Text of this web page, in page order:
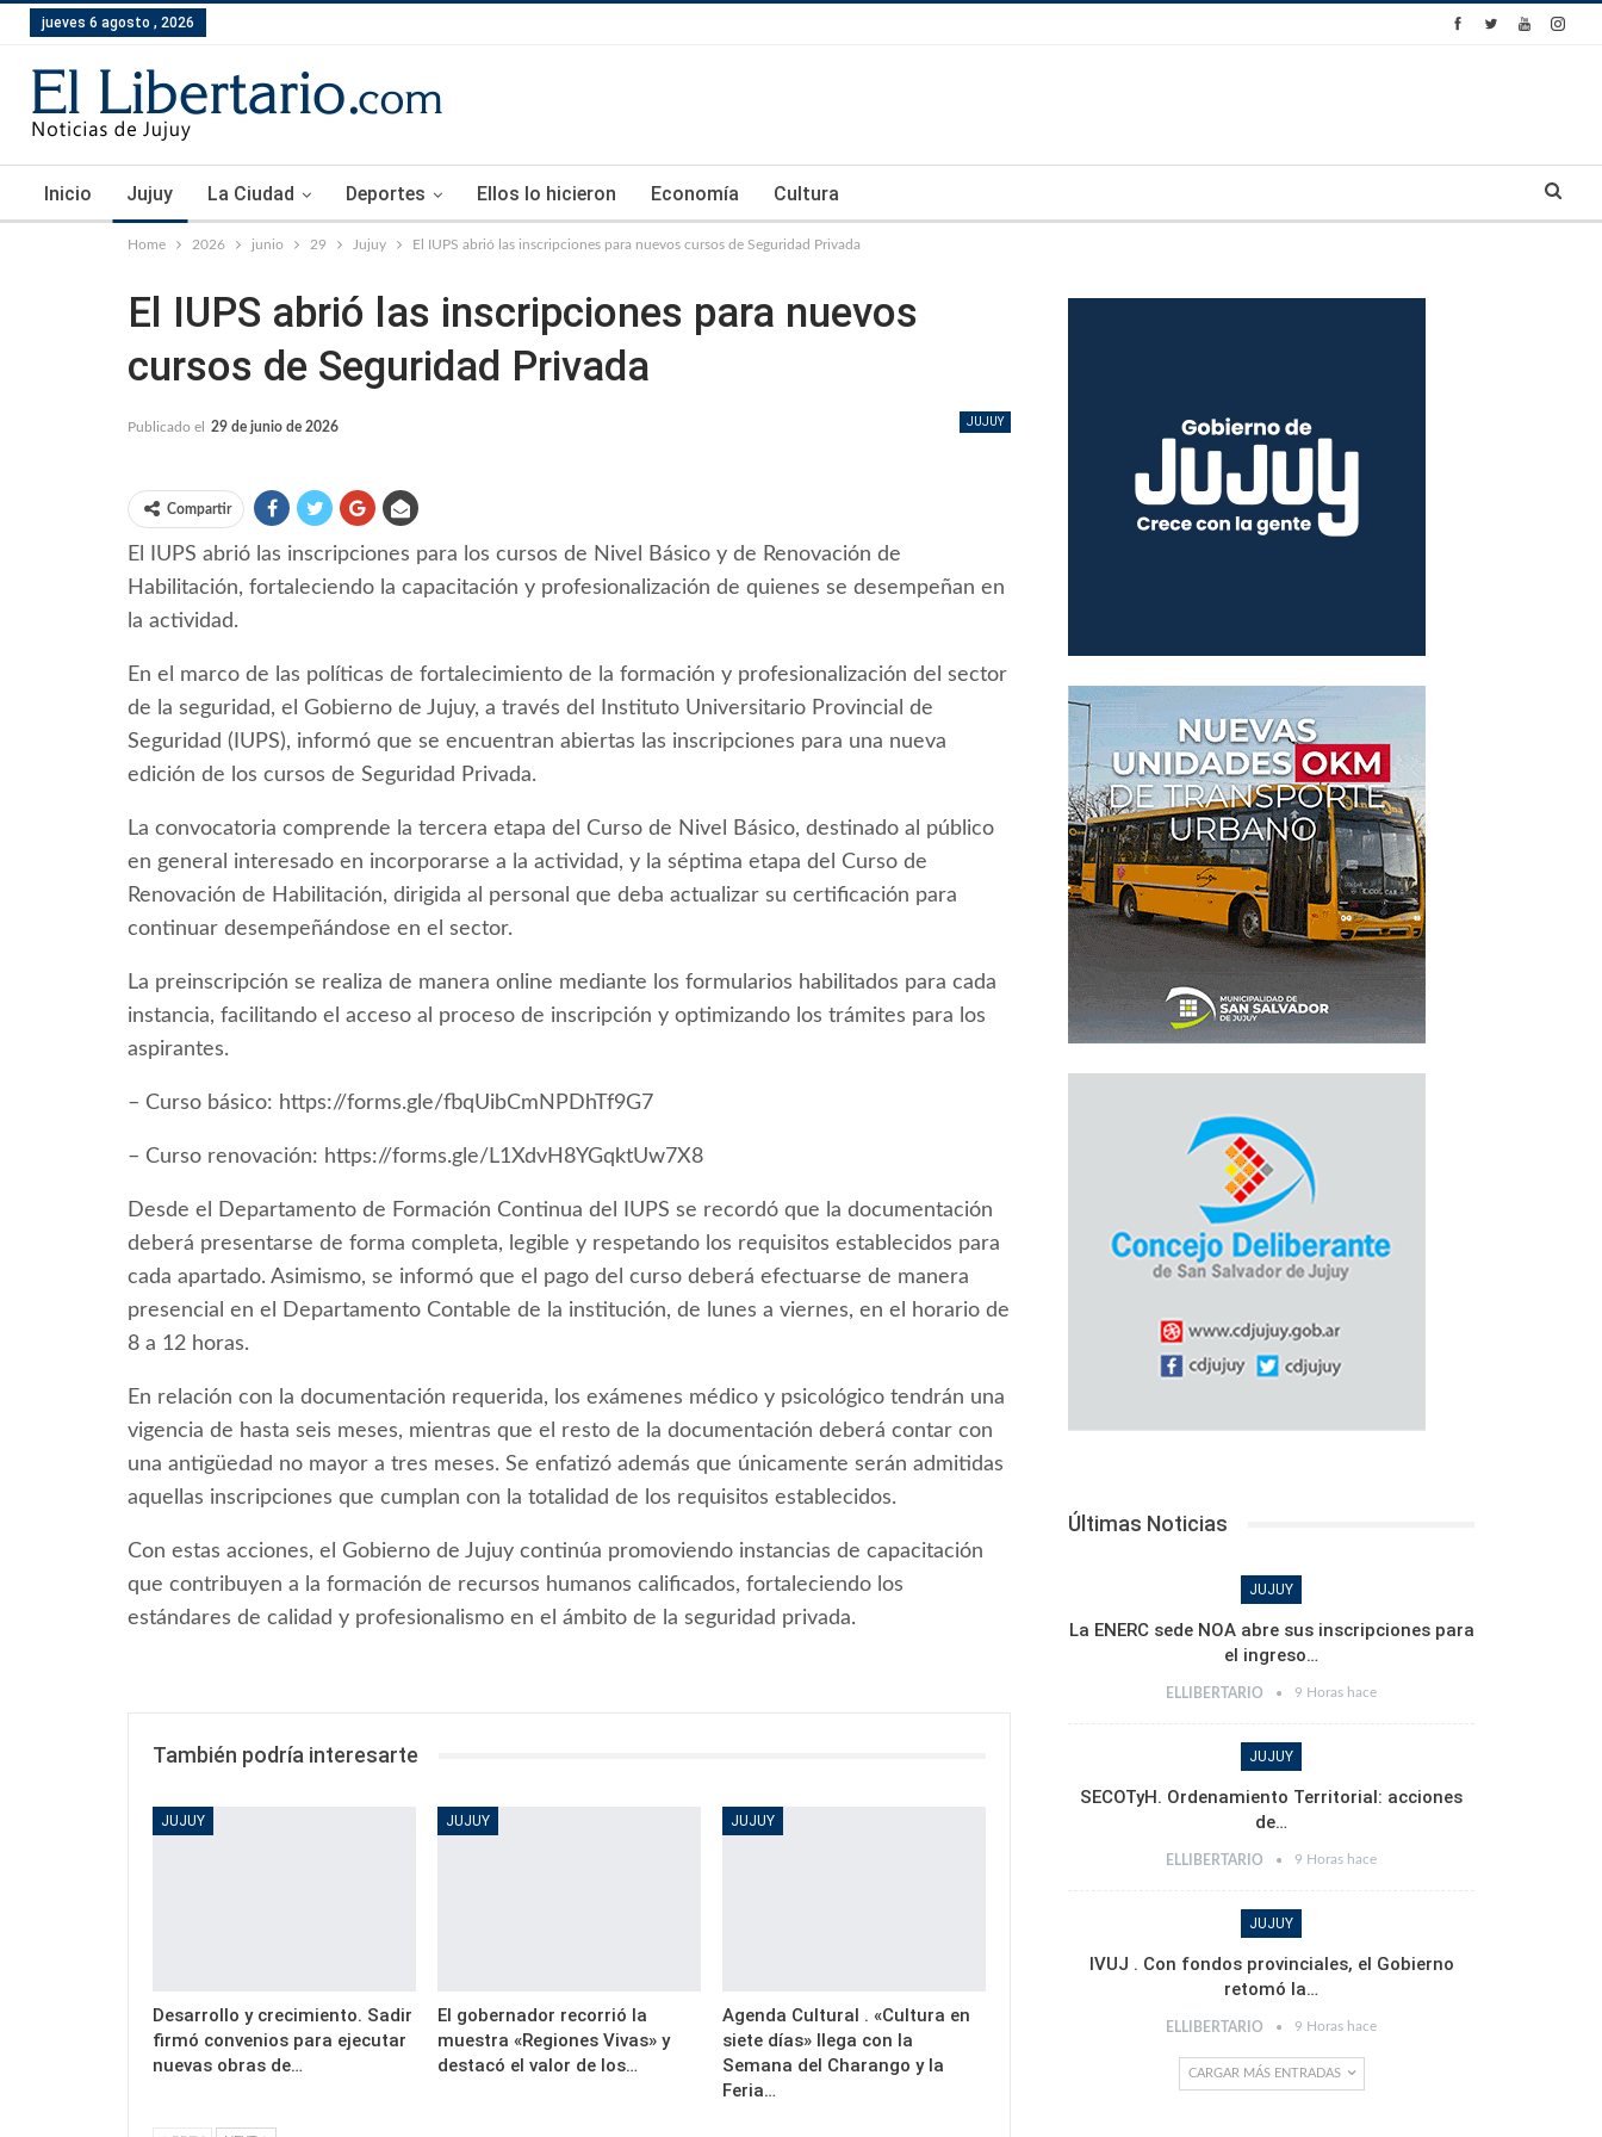
jueves 6 agosto , 2026
Inicio Jujuy La Ciudad Deportes Ellos lo hicieron Economía Cultura
Home 2026 junio 29 Jujuy El IUPS abrió las inscripciones para nuevos cursos de Seguridad Privada
El IUPS abrió las inscripciones para nuevos
cursos de Seguridad Privada
JUJUY
Publicado el 29 de junio de 2026
Compartir
El IUPS abrió las inscripciones para los cursos de Nivel Básico y de Renovación de
Habilitación, fortaleciendo la capacitación y profesionalización de quienes se desempeñan en
la actividad.
En el marco de las políticas de fortalecimiento de la formación y profesionalización del sector
de la seguridad, el Gobierno de Jujuy, a través del Instituto Universitario Provincial de
Seguridad (IUPS), informó que se encuentran abiertas las inscripciones para una nueva
edición de los cursos de Seguridad Privada.
La convocatoria comprende la tercera etapa del Curso de Nivel Básico, destinado al público
en general interesado en incorporarse a la actividad, y la séptima etapa del Curso de
Renovación de Habilitación, dirigida al personal que deba actualizar su certificación para
continuar desempeñándose en el sector.
La preinscripción se realiza de manera online mediante los formularios habilitados para cada
instancia, facilitando el acceso al proceso de inscripción y optimizando los trámites para los
aspirantes.
– Curso básico: https://forms.gle/fbqUibCmNPDhTf9G7
– Curso renovación: https://forms.gle/L1XdvH8YGqktUw7X8
Desde el Departamento de Formación Continua del IUPS se recordó que la documentación
deberá presentarse de forma completa, legible y respetando los requisitos establecidos para
cada apartado. Asimismo, se informó que el pago del curso deberá efectuarse de manera
presencial en el Departamento Contable de la institución, de lunes a viernes, en el horario de
8 a 12 horas.
En relación con la documentación requerida, los exámenes médico y psicológico tendrán una
vigencia de hasta seis meses, mientras que el resto de la documentación deberá contar con
una antigüedad no mayor a tres meses. Se enfatizó además que únicamente serán admitidas
aquellas inscripciones que cumplan con la totalidad de los requisitos establecidos.
Con estas acciones, el Gobierno de Jujuy continúa promoviendo instancias de capacitación
que contribuyen a la formación de recursos humanos calificados, fortaleciendo los
estándares de calidad y profesionalismo en el ámbito de la seguridad privada.
También podría interesarte
JUJUY
Desarrollo y crecimiento. Sadir
firmó convenios para ejecutar
nuevas obras de…
JUJUY
El gobernador recorrió la
muestra «Regiones Vivas» y
destacó el valor de los…
JUJUY
Agenda Cultural . «Cultura en
siete días» llega con la
Semana del Charango y la
Feria…
Últimas Noticias
JUJUY
La ENERC sede NOA abre sus inscripciones para
el ingreso…
ELLIBERTARIO 9 Horas hace
JUJUY
SECOTyH. Ordenamiento Territorial: acciones
de…
ELLIBERTARIO 9 Horas hace
JUJUY
IVUJ . Con fondos provinciales, el Gobierno
retomó la…
ELLIBERTARIO 9 Horas hace
CARGAR MÁS ENTRADAS